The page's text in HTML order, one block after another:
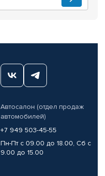
Автосалон (отдел продаж
автомобилей)
+7 949 503-45-55
Пн-Пт с 09.00 до 18.00, Сб с
9.00 до 15.00